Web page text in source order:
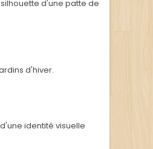
d'une patte de
d'hiver.
identité visuelle